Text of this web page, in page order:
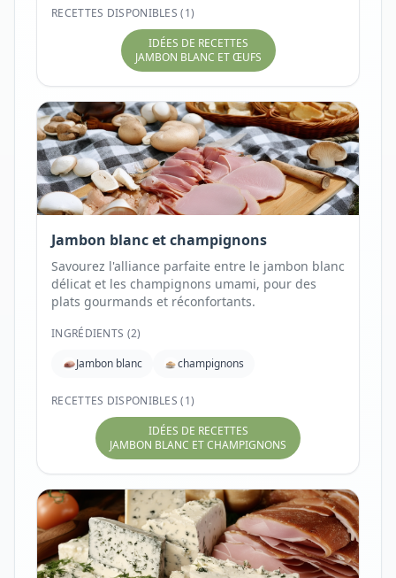
RECETTES DISPONIBLES (1)
IDÉES DE RECETTES
JAMBON BLANC ET ŒUFS
Jambon blanc et champignons
Savourez l'alliance parfaite entre le jambon blanc
délicat et les champignons umami, pour des
plats gourmands et réconfortants.
INGRÉDIENTS (2)
Jambon blanc
champignons
RECETTES DISPONIBLES (1)
IDÉES DE RECETTES
JAMBON BLANC ET CHAMPIGNONS